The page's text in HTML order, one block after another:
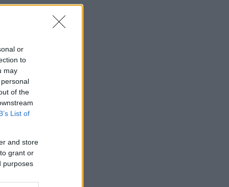
or
to
may
of the
List of
and store
grant or
purposes